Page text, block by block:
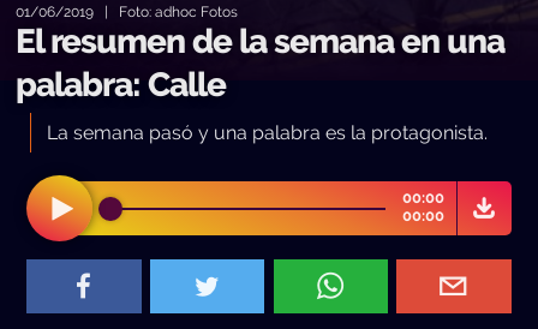
01/06/2019 | Foto: adhoc Fotos
El resumen de la semana en una
palabra: Calle
La semana pasó y una palabra es la protagonista.
00:00
00:00